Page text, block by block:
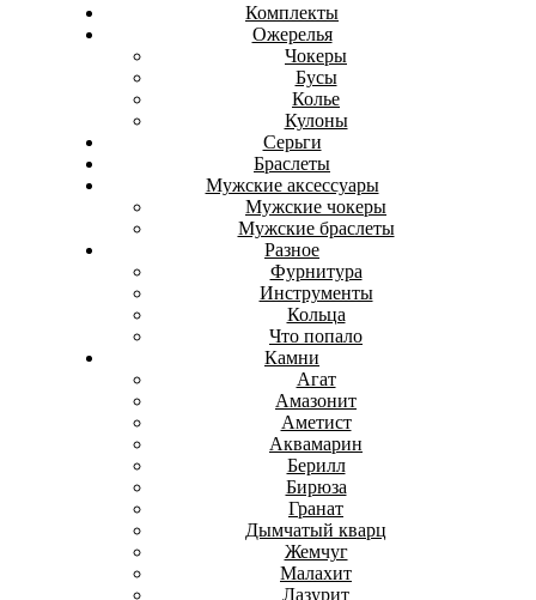
Комплекты
Ожерелья
Чокеры
Бусы
Колье
Кулоны
Серьги
Браслеты
Мужские аксессуары
Мужские чокеры
Мужские браслеты
Разное
Фурнитура
Инструменты
Кольца
Что попало
Камни
Агат
Амазонит
Аметист
Аквамарин
Берилл
Бирюза
Гранат
Дымчатый кварц
Жемчуг
Малахит
Лазурит